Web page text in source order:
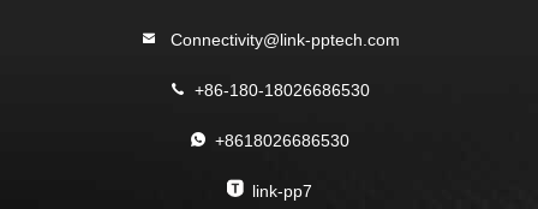
Connectivity@link-pptech.com
+86-180-18026686530
+8618026686530
link-pp7